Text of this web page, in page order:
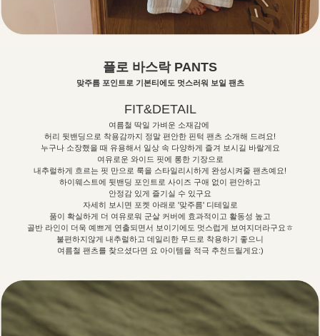
플로 바스락 PANTS
맞주름 포인트로 기본티에도 멋스러워 보일 팬츠
FIT&DETAIL
여름철 딱일 가벼운 소재감에
허리 뒷밴딩으로 착용감까지 정말 편안한 핀턱 팬츠 소개해 드려요!
누구나 소장했을 때 유용해서 일상 속 다양하게 즐겨 보시길 바랄게요
여유로운 와이드 핏에 롱한 기장으로
내추럴하게 흐르는 핏 만으로 룩을 스타일리시하게 완성시켜줄 팬츠예요!
하이웨스트에 뒷밴딩 포인트로 사이즈 구애 없이 편안하고
안정감 있게 즐기실 수 있구요
자세히 보시면 포켓 아래로 '맞주름' 디테일로
품이 확실하게 더 여유로워 군살 커버에 효과적이고 활동성 높고
골반 라인이 더욱 예쁘게 연출되면서 보이기에도 멋스럽게 보여지더라구요ㅎ
불편하지않게 내추럴하고 데일리한 무드로 착용하기 좋으니
여름철 팬츠를 찾으셨다면 요 아이템을 적극 추천드릴게요:)